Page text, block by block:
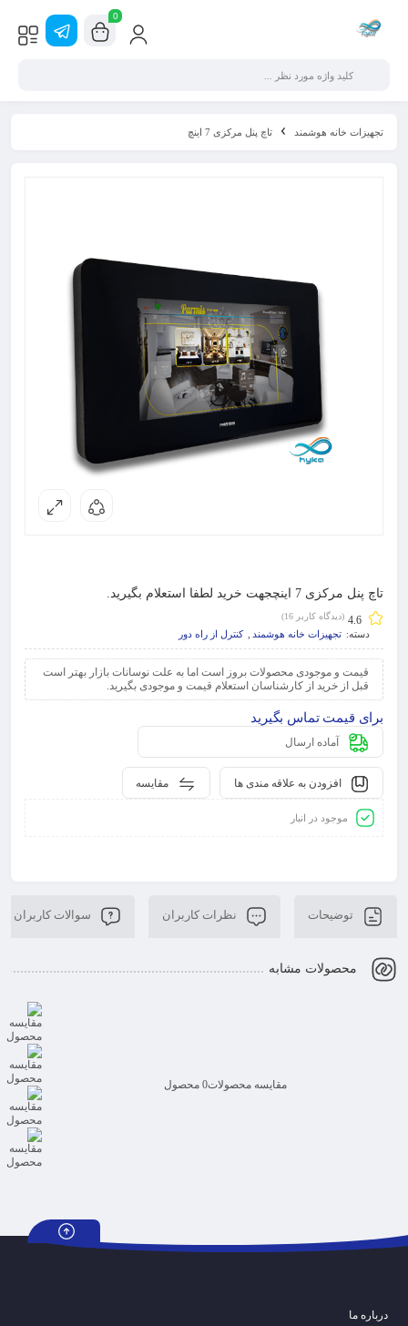
0
تجهیزات خانه هوشمند تاچ پنل مرکزی 7 اینچ
تاچ پنل مرکزی 7 اینچ جهت خرید لطفا استعلام بگیرید.
4.6 (دیدگاه کاربر 16
)
دسته: تجهیزات خانه هوشمند کنترل از راه دور
قیمت و موجودی محصولات بروز است اما به علت نوسانات بازار بهتر است
قبل از خرید از کارشناسان استعلام قیمت و موجودی بگیرید.
برای قیمت تماس بگیرید
آماده ارسال
مقایسه افزودن به علاقه مندی ها
موجود در انبار
توضیحات نظرات کاربران سوالات کاربران
محصولات مشابه
مقایسه محصولات0 محصول
درباره ما